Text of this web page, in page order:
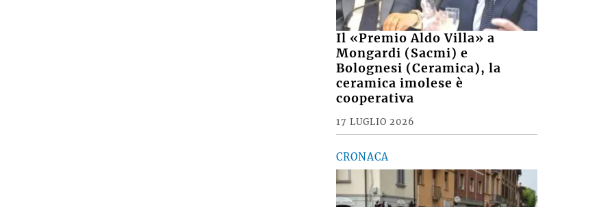
Il «Premio Aldo Villa» a
Mongardi (Sacmi) e
Bolognesi (Ceramica), la
ceramica imolese è
cooperativa
17 LUGLIO 2026
CRONACA